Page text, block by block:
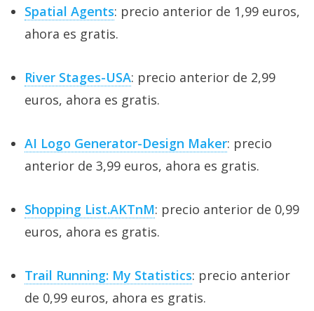
Spatial Agents: precio anterior de 1,99 euros,
ahora es gratis.
River Stages-USA: precio anterior de 2,99
euros, ahora es gratis.
AI Logo Generator-Design Maker: precio
anterior de 3,99 euros, ahora es gratis.
Shopping List.AKTnM: precio anterior de 0,99
euros, ahora es gratis.
Trail Running: My Statistics: precio anterior
de 0,99 euros, ahora es gratis.